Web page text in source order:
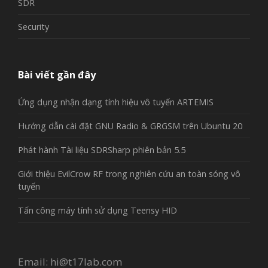
SDR
Security
Bài viết gần đây
Ứng dụng nhận dạng tính hiệu vô tuyến ARTEMIS
Hướng dẫn cài đặt GNU Radio & GRGSM trên Ubuntu 20
Phát hành Tài liệu SDRSharp phiên bản 5.5
Giới thiệu EvilCrow RF trong nghiên cứu an toàn sóng vô
tuyến
Tấn công máy tính sử dụng Teensy HID
Email: hi@t17lab.com